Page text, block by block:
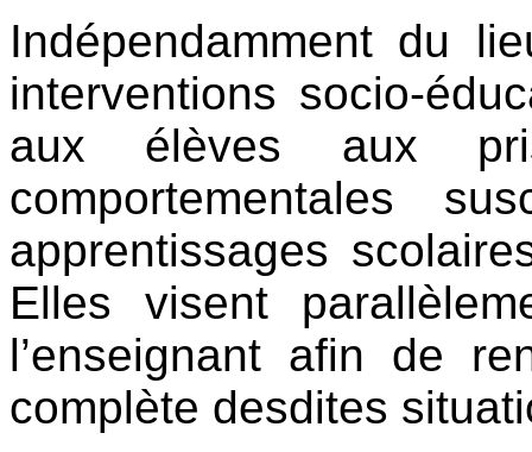
Indépendamment du
interventions socio-
aux élèves aux
comportementales
apprentissages
Elles visent
l’enseignant afin de
complète desdites